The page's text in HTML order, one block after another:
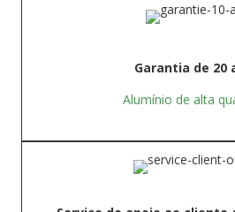
Garantia de 20
Alumínio de alta